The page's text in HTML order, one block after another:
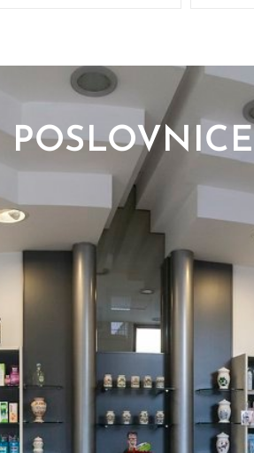
POSLOVNICE